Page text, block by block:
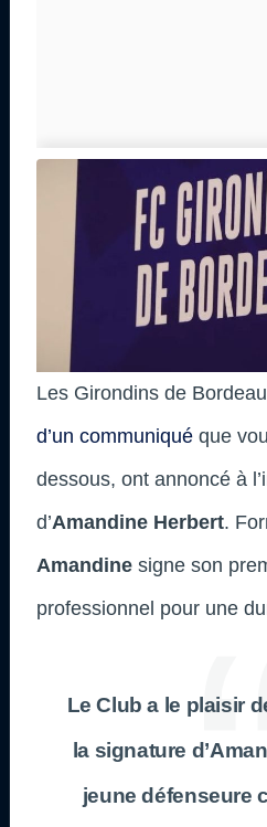
Les Girondins de
d’un communiqué que
dessous, ont annoncé à
d’Amandine Herbert.
Amandine signe son
professionnel pour une
Le Club a le plaisir
la signature
jeune défenseure